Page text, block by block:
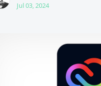
Jul 03, 2024